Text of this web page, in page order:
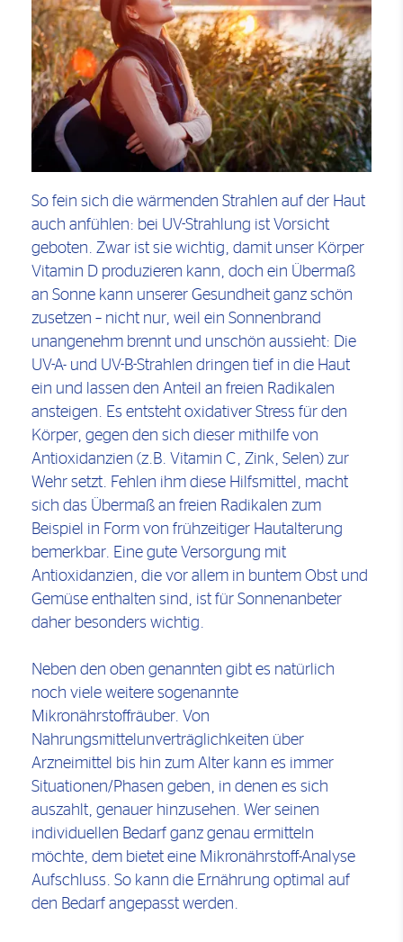
So fein sich die wärmenden Strahlen auf der Haut
auch anfühlen: bei UV-Strahlung ist Vorsicht
geboten. Zwar ist sie wichtig, damit unser Körper
Vitamin D produzieren kann, doch ein Übermaß
an Sonne kann unserer Gesundheit ganz schön
zusetzen – nicht nur, weil ein Sonnenbrand
unangenehm brennt und unschön aussieht: Die
UV-A- und UV-B-Strahlen dringen tief in die Haut
ein und lassen den Anteil an freien Radikalen
ansteigen. Es entsteht oxidativer Stress für den
Körper, gegen den sich dieser mithilfe von
Antioxidanzien (z.B. Vitamin C, Zink, Selen) zur
Wehr setzt. Fehlen ihm diese Hilfsmittel, macht
sich das Übermaß an freien Radikalen zum
Beispiel in Form von frühzeitiger Hautalterung
bemerkbar. Eine gute Versorgung mit
Antioxidanzien, die vor allem in buntem Obst und
Gemüse enthalten sind, ist für Sonnenanbeter
daher besonders wichtig.
Neben den oben genannten gibt es natürlich
noch viele weitere sogenannte
Mikronährstoffräuber. Von
Nahrungsmittelunverträglichkeiten über
Arzneimittel bis hin zum Alter kann es immer
Situationen/Phasen geben, in denen es sich
auszahlt, genauer hinzusehen. Wer seinen
individuellen Bedarf ganz genau ermitteln
möchte, dem bietet eine Mikronährstoff-Analyse
Aufschluss. So kann die Ernährung optimal auf
den Bedarf angepasst werden.